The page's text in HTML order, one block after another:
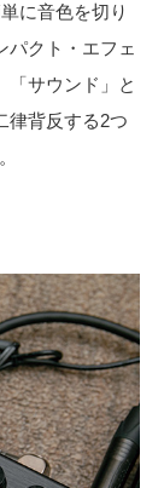
に音色を切り
パクト・エフェ
「サウンド」と
律背反する2つ